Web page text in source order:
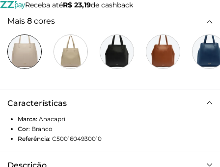
Receba atéR$ 23,19de cashback
Mais 8 cores
Características
Marca: Anacapri
Cor: Branco
Referência: C5001604930010